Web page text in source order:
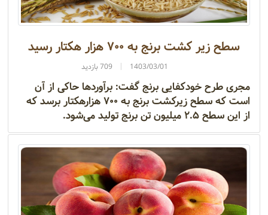
سطح زیر کشت برنج به ۷۰۰ هزار هکتار رسید
1403/03/01 709 بازدید
مجری طرح خودکفایی برنج گفت: برآورد‌ها حاکی از آن
است که سطح زیرکشت برنج به ۷۰۰ هزارهکتار برسد که
از این سطح ۲.۵ میلیون تن برنج تولید می‌شود.